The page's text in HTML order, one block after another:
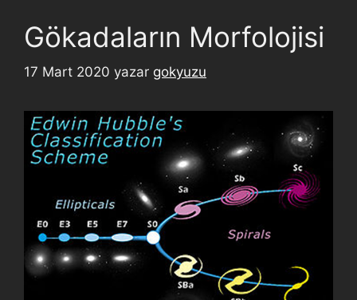
Gökadaların Morfolojisi
17 Mart 2020 yazar gokyuzu